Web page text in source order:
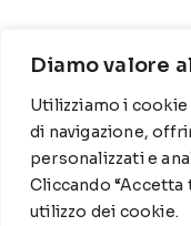
Diamo valore
Utilizziamo i
di navigazione,
personalizzati e
Cliccando
utilizzo dei cookie.
1316 - 70044
mare
T
WZ: 329 6510725